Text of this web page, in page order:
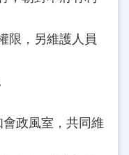
限，另維護人員
政風室，共同維